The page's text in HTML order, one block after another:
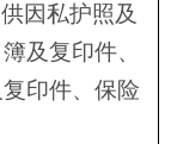
因私护照及
及复印件、
印件、保险